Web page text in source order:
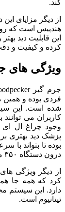
کند.
هندپیس است که
این قابلیت دید
کرده و کیفیت و
ویژگی های
فردی بوده و
کاربران می
وجود چراغ ال ای
پزشک دید بهتری
بوده تا بتواند
درون دستگاه ۳۵۰ میلی لیتر آب را درون خود جای داده است.
از دیگر ویژگی
تیتانیوم است.